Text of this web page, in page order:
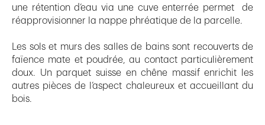
une rétention d’eau via une cuve enterrée permet de
réapprovisionner la nappe phréatique de la parcelle.
Les sols et murs des salles de bains sont recouverts de
faïence mate et poudrée, au contact particulièrement
doux. Un parquet suisse en chêne massif enrichit les
autres pièces de l’aspect chaleureux et accueillant du
bois.